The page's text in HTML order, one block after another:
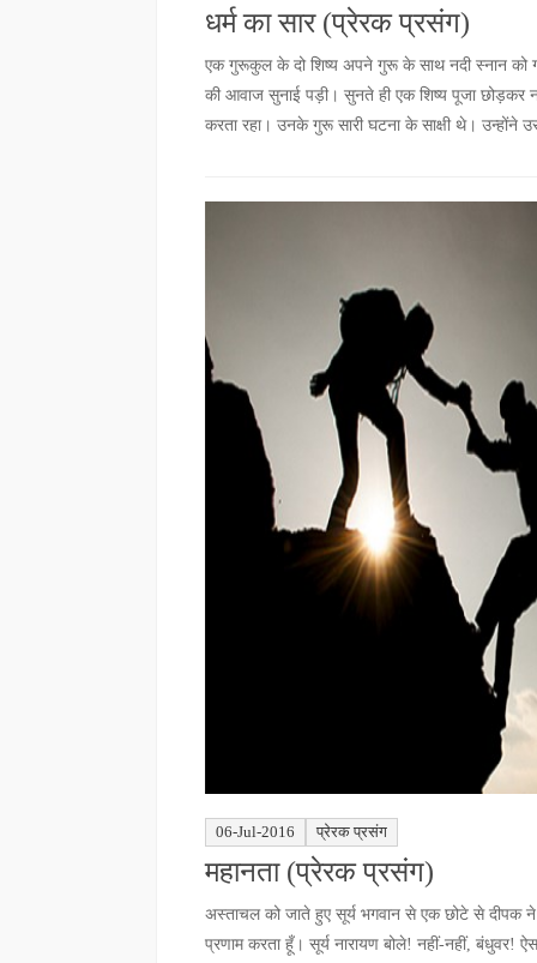
धर्म का सार (प्रेरक प्रसंग)
एक गुरूकुल के दो शिष्य अपने गुरू के साथ नदी स्नान को
की आवाज सुनाई पड़ी। सुनते ही एक शिष्य पूजा छोड़कर
करता रहा। उनके गुरू सारी घटना के साक्षी थे। उन्होंने
06-Jul-2016 प्रेरक प्रसंग
महानता (प्रेरक प्रसंग)
अस्ताचल को जाते हुए सूर्य भगवान से एक छोटे से दीपक
प्रणाम करता हूँ। सूर्य नारायण बोले! नहीं-नहीं, बंधुवर!